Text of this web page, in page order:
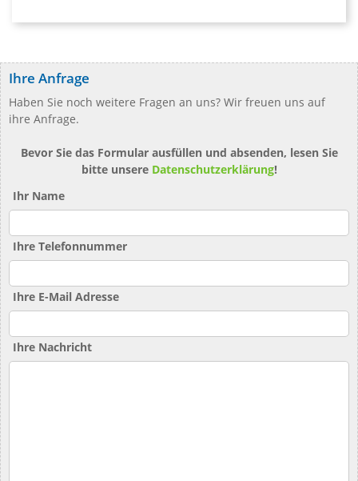
Ihre Anfrage
Haben Sie noch weitere Fragen an uns? Wir freuen uns auf
ihre Anfrage.
Bevor Sie das Formular ausfüllen und absenden, lesen Sie
bitte unsere Datenschutzerklärung!
Ihr Name
Ihre Telefonnummer
Ihre E-Mail Adresse
Ihre Nachricht